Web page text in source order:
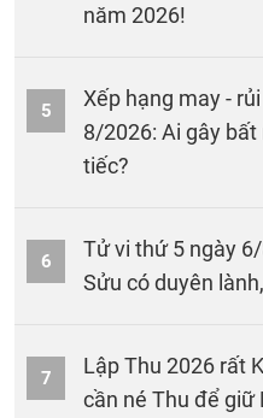
năm 2026!
5
Xếp hạng may -
8/2026: Ai gây
tiếc?
6
Tử vi thứ 5 ngày
Sửu có duyên
7
Lập Thu 2026 rất
cần né Thu để giữ